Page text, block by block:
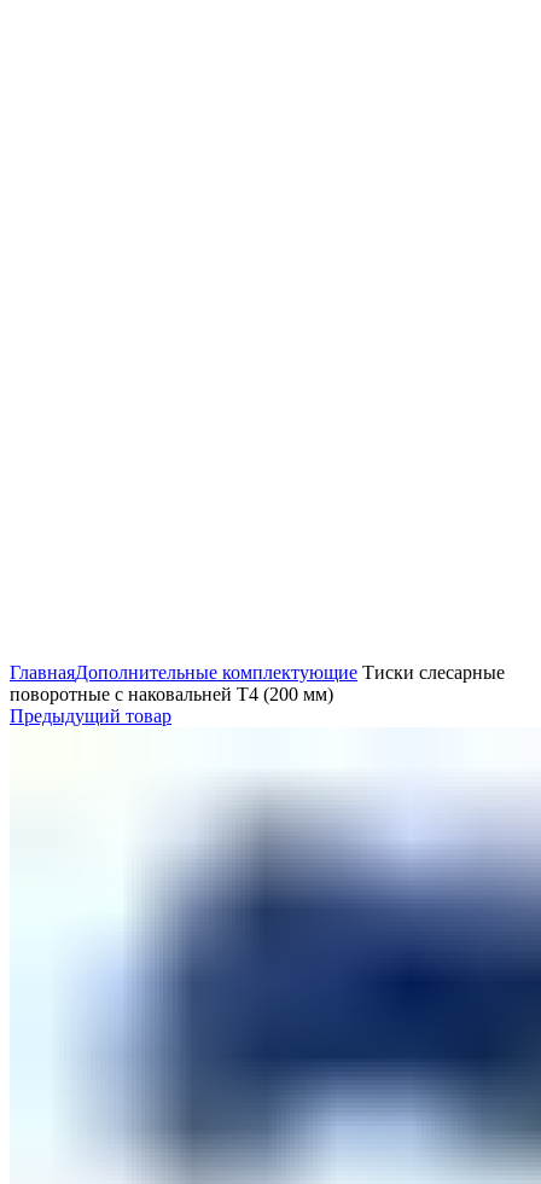
ГлавнаяДополнительные комплектующие Тиски слесарные
поворотные с наковальней Т4 (200 мм)
Предыдущий товар